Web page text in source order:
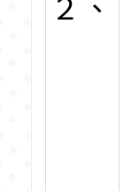
２、